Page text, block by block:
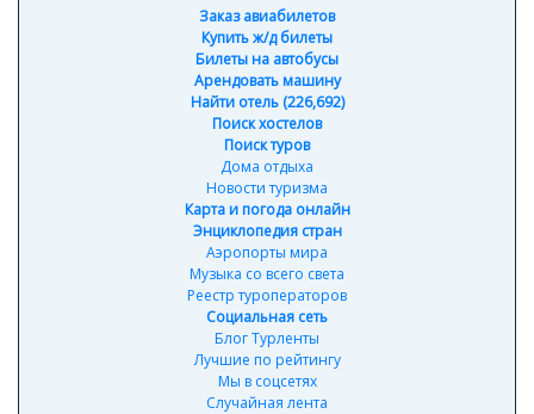
Заказ авиабилетов
Купить ж/д билеты
Билеты на автобусы
Арендовать машину
Найти отель (226,692)
Поиск хостелов
Поиск туров
Дома отдыха
Новости туризма
Карта и погода онлайн
Энциклопедия стран
Аэропорты мира
Музыка со всего света
Реестр туроператоров
Социальная сеть
Блог Турленты
Лучшие по рейтингу
Мы в соцсетях
Случайная лента